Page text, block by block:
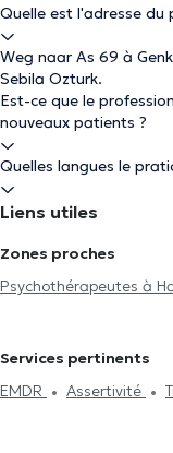
Quelle est l'adresse du
Weg naar As 69 à
Sebila Ozturk.
Est-ce que le
nouveaux patients ?
Quelles langues le
Liens utiles
Zones proches
Psychothérapeutes à
Services pertinents
EMDR
Assertivité